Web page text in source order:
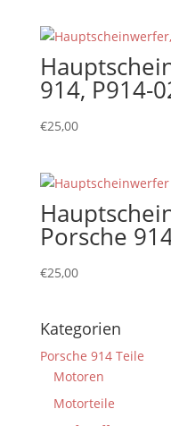
914, P914-
€25,00
Porsche
€25,00
Kategorien
Porsche 914 Teile
Motoren
Motorteile